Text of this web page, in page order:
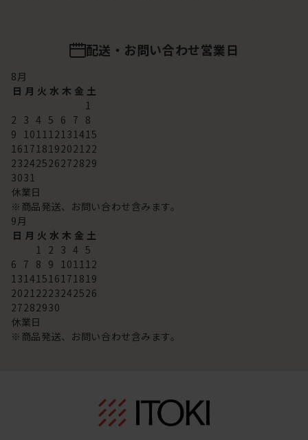
配送・お問い合わせ営業日
8月
日 月 火 水 木 金 土
1
2 3 4 5 6 7 8
9 101112131415
16171819202122
23242526272829
3031
休業日
※商品発送、お問い合わせ含みます。
9月
日 月 火 水 木 金 土
1 2 3 4 5
6 7 8 9 101112
13141516171819
20212223242526
27282930
休業日
※商品発送、お問い合わせ含みます。